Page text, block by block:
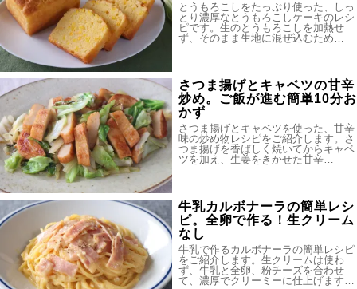
とうもろこしをたっぷり使った、しっ
とり濃厚なとうもろこしケーキのレシ
ピです。生のとうもろこしを加熱せ
ず、そのまま生地に混ぜ込むため…
さつま揚げとキャベツの甘辛
炒め。ご飯が進む簡単10分お
かず
さつま揚げとキャベツを使った、甘辛
味の炒め物レシピをご紹介します。さ
つま揚げを香ばしく焼いてからキャベ
ツを加え、生姜をきかせた甘辛…
牛乳カルボナーラの簡単レシ
ピ。全卵で作る！生クリーム
なし
牛乳で作るカルボナーラの簡単レシピ
をご紹介します。生クリームは使わ
ず、牛乳と全卵、粉チーズを合わせ
て、濃厚でクリーミーに仕上げます…